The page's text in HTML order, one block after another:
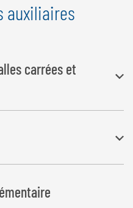
auxiliaires
carrées et
de la marche
cas de rupture du film et à la